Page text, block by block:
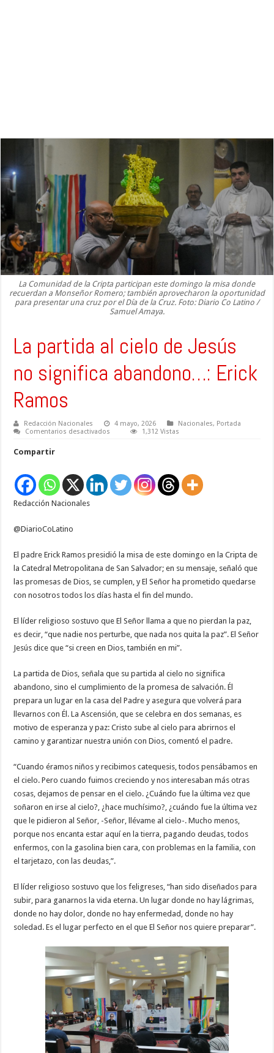
La Comunidad de la Cripta participan este domingo la misa donde
recuerdan a Monseñor Romero; también aprovecharon la oportunidad
para presentar una cruz por el Día de la Cruz. Foto: Diario Co Latino /
Samuel Amaya.
La partida al cielo de Jesús
no significa abandono…: Erick
Ramos
Redacción Nacionales 4 mayo, 2026 Nacionales, Portada
Comentarios desactivados
Jesús
no
significa
1,312 Vistas
Compartir
Redacción Nacionales
@DiarioCoLatino
El padre Erick Ramos presidió la misa de este domingo en la Cripta de
la Catedral Metropolitana de San Salvador; en su mensaje, señaló que
las promesas de Dios, se cumplen, y El Señor ha prometido quedarse
con nosotros todos los días hasta el fin del mundo.
El líder religioso sostuvo que El Señor llama a que no pierdan la paz,
es decir, “que nadie nos perturbe, que nada nos quita la paz”. El Señor
Jesús dice que “si creen en Dios, también en mi”.
La partida de Dios, señala que su partida al cielo no significa
abandono, sino el cumplimiento de la promesa de salvación. Él
prepara un lugar en la casa del Padre y asegura que volverá para
llevarnos con Él. La Ascensión, que se celebra en dos semanas, es
motivo de esperanza y paz: Cristo sube al cielo para abrirnos el
camino y garantizar nuestra unión con Dios, comentó el padre.
“Cuando éramos niños y recibimos catequesis, todos pensábamos en
el cielo. Pero cuando fuimos creciendo y nos interesaban más otras
cosas, dejamos de pensar en el cielo. ¿Cuándo fue la última vez que
soñaron en irse al cielo?, ¿hace muchísimo?, ¿cuándo fue la última vez
que le pidieron al Señor, -Señor, llévame al cielo-. Mucho menos,
porque nos encanta estar aquí en la tierra, pagando deudas, todos
enfermos, con la gasolina bien cara, con problemas en la familia, con
el tarjetazo, con las deudas,”.
El líder religioso sostuvo que los feligreses, “han sido diseñados para
subir, para ganarnos la vida eterna. Un lugar donde no hay lágrimas,
donde no hay dolor, donde no hay enfermedad, donde no hay
soledad. Es el lugar perfecto en el que El Señor nos quiere preparar”.